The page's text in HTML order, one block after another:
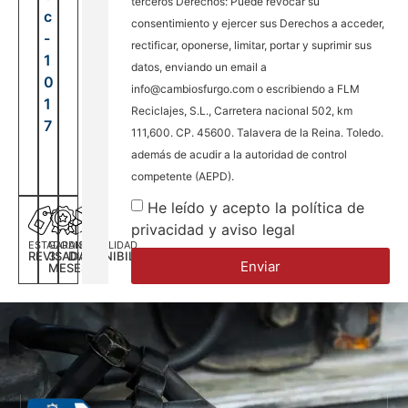
ESTADO
REVISADA
GARANTÍA
3
MESES
DISPONILIDAD
DISPONIBILIDAD
c
-
1
0
1
7
consentimiento y ejercer sus Derechos a acceder,
rectificar, oponerse, limitar, portar y suprimir sus
datos, enviando un email a
info@cambiosfurgo.com o escribiendo a FLM
Reciclajes, S.L., Carretera nacional 502, km
111,600. CP. 45600. Talavera de la Reina. Toledo.
además de acudir a la autoridad de control
competente (AEPD).
He leído y acepto la política de
privacidad y aviso legal
Enviar